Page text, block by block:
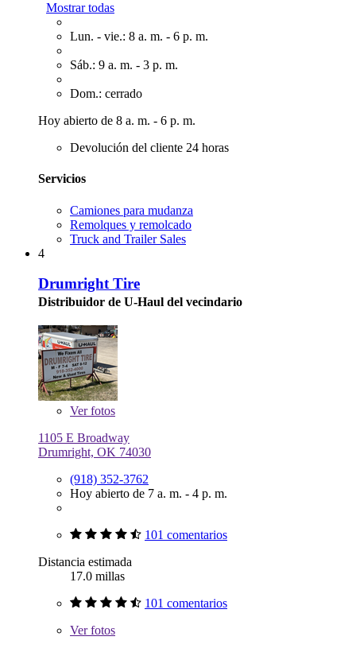
Mostrar todas
Lun. - vie.: 8 a. m. - 6 p. m.
Sáb.: 9 a. m. - 3 p. m.
Dom.: cerrado
Hoy abierto de 8 a. m. - 6 p. m.
Devolución del cliente 24 horas
Servicios
Camiones para mudanza
Remolques y remolcado
Truck and Trailer Sales
4
Drumright Tire
Distribuidor de U-Haul del vecindario
Verfotos
1105 E Broadway
Drumright, OK 74030
(918) 352-3762
Hoy abierto de 7 a. m. - 4 p. m.
101 comentarios
Distancia estimada
17.0 millas
101 comentarios
Verfotos